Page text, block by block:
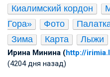
Киалимский кордон
Гора»
Фото
Зима
Карта Лыжи
Ирина Минина (http://
(4204 дня назад)